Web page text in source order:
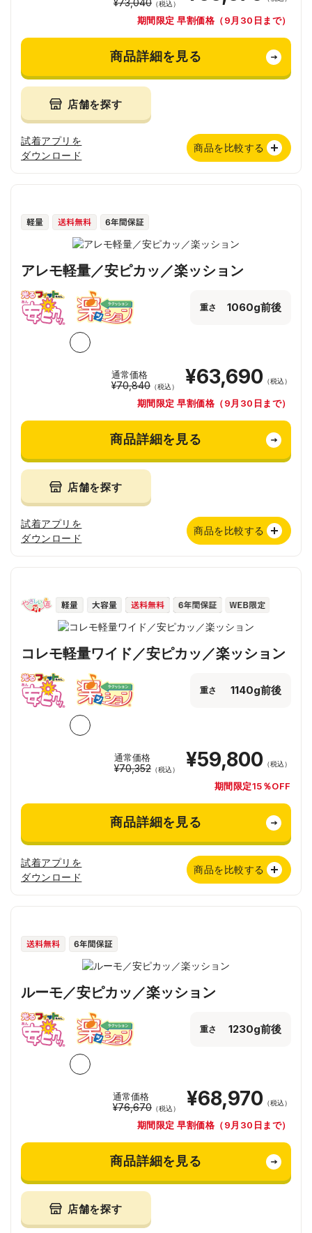
¥73,040 （税込）
期間限定 早割価格（9月30日まで）
商品詳細を見る
店舗を探す
試着アプリを
ダウンロード
商品を比較する
アレモ軽量／安ピカッ／楽ッション
重さ 1060g前後
通常価格
¥70,840 （税込） ¥63,690 （税込）
期間限定 早割価格（9月30日まで）
商品詳細を見る
店舗を探す
試着アプリを
ダウンロード
商品を比較する
コレモ軽量ワイド／安ピカッ／楽ッション
重さ 1140g前後
通常価格
¥70,352 （税込） ¥59,800 （税込）
期間限定15％OFF
商品詳細を見る
試着アプリを
ダウンロード
商品を比較する
ルーモ／安ピカッ／楽ッション
重さ 1230g前後
通常価格
¥76,670 （税込） ¥68,970 （税込）
期間限定 早割価格（9月30日まで）
商品詳細を見る
店舗を探す